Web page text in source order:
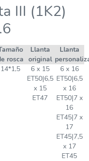
III (1K2)
rosca
Llanta
original
Llanta
14*1,5
6 x 15
ET50|6,5
x 15
ET47
6 x 16
ET50|6,5
x 16
ET50|7 x
16
ET45|7 x
17
ET45|7,5
x 17
ET45